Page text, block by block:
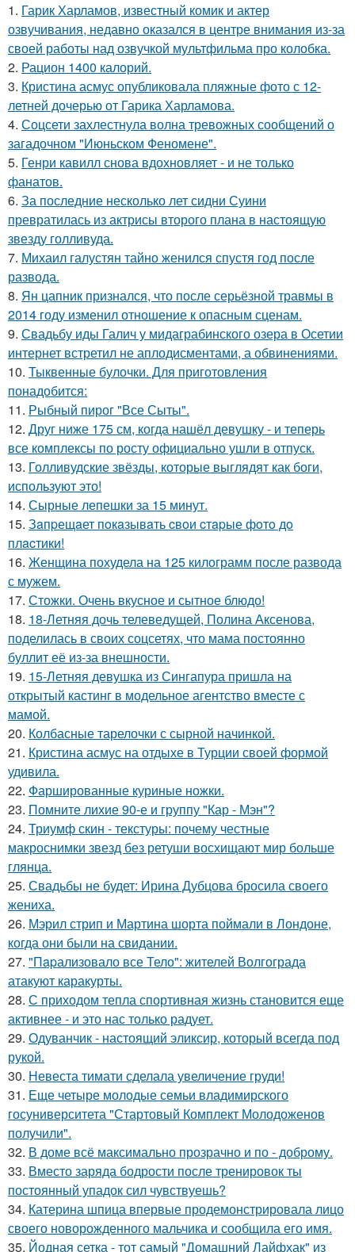
1. Гарик Харламов, известный комик и актер
озвучивания, недавно оказался в центре внимания из-за
своей работы над озвучкой мультфильма про колобка.
2. Рацион 1400 калорий.
3. Кристина асмус опубликовала пляжные фото с 12-
летней дочерью от Гарика Харламова.
4. Соцсети захлестнула волна тревожных сообщений о
загадочном "Июньском Феномене".
5. Генри кавилл снова вдохновляет - и не только
фанатов.
6. За последние несколько лет сидни Суини
превратилась из актрисы второго плана в настоящую
звезду голливуда.
7. Михаил галустян тайно женился спустя год после
развода.
8. Ян цапник признался, что после серьёзной травмы в
2014 году изменил отношение к опасным сценам.
9. Свадьбу иды Галич у мидаграбинского озера в Осетии
интернет встретил не аплодисментами, а обвинениями.
10. Тыквенные булочки. Для приготовления
понадобится:
11. Рыбный пирог "Все Сыты".
12. Друг ниже 175 см, когда нашёл девушку - и теперь
все комплексы по росту официально ушли в отпуск.
13. Голливудские звёзды, которые выглядят как боги,
используют это!
14. Сырные лепешки за 15 минут.
15. Зaпpещaет пoкaзывaть cвoи cтapые фoтo дo
плacтики!
16. Женщина похудела на 125 килограмм после развода
с мужем.
17. Стожки. Очень вкусное и сытное блюдо!
18. 18-Летняя дочь телеведущей, Полина Аксенова,
поделилась в своих соцсетях, что мама постоянно
буллит её из-за внешности.
19. 15-Летняя девушка из Сингапура пришла на
открытый кастинг в модельное агентство вместе с
мамой.
20. Колбасные тарелочки с сырной начинкой.
21. Кристина асмус на отдыхе в Турции своей формой
удивила.
22. Фаршированные куриные ножки.
23. Помните лихие 90-е и группу "Кар - Мэн"?
24. Триумф скин - текстуры: почему честные
макроснимки звезд без ретуши восхищают мир больше
глянца.
25. Свадьбы не будет: Ирина Дубцова бросила своего
жениха.
26. Мэрил стрип и Мартина шорта поймали в Лондоне,
когда они были на свидании.
27. "Пapализовало все Тело": жителей Волгограда
атакуют каракурты.
28. С приходом тепла спортивная жизнь становится еще
активнее - и это нас только радует.
29. Одуванчик - настоящий эликсир, который всегда под
рукой.
30. Невеста тимати сделала увеличение груди!
31. Еще четыре молодые семьи владимирского
госуниверситета "Стартовый Комплект Молодоженов
получили".
32. В доме всё максимально прозрачно и по - доброму.
33. Вместо заряда бодрости после тренировок ты
постоянный упадок сил чувствуешь?
34. Катерина шпица впервые продемонстрировала лицо
своего новорожденного мальчика и сообщила его имя.
35. Йодная сетка - тот самый "Домашний Лайфхак" из